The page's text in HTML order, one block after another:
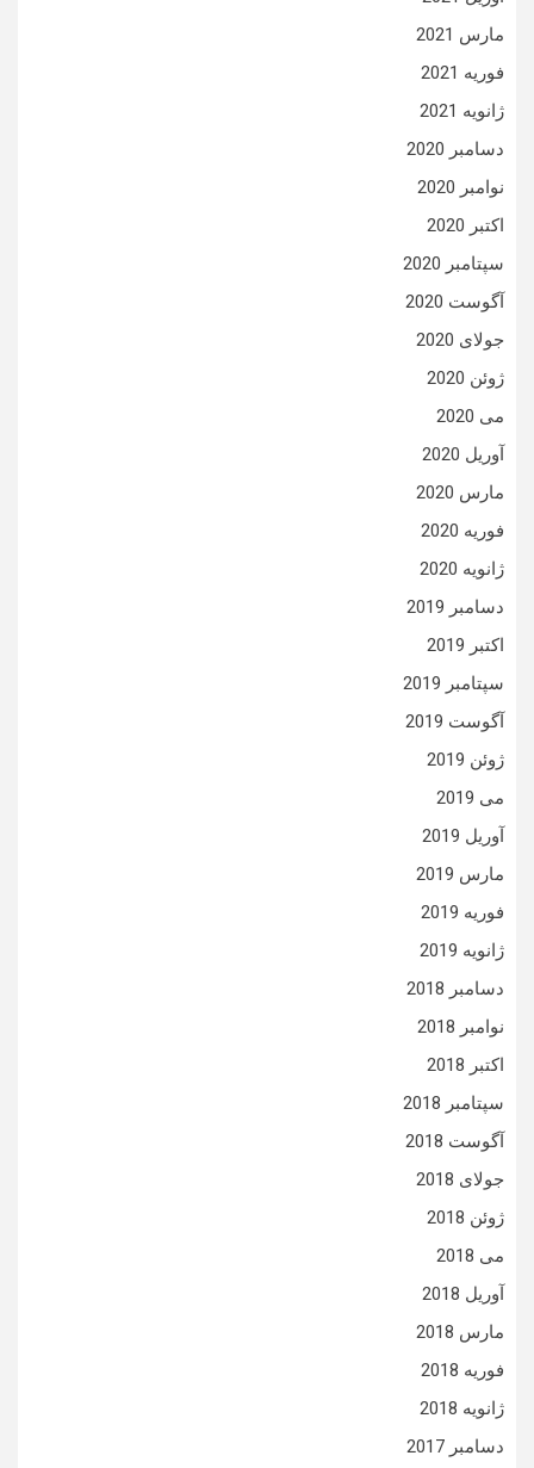
مارس 2021
فوریه 2021
ژانویه 2021
دسامبر 2020
نوامبر 2020
اکتبر 2020
سپتامبر 2020
آگوست 2020
جولای 2020
ژوئن 2020
می 2020
آوریل 2020
مارس 2020
فوریه 2020
ژانویه 2020
دسامبر 2019
اکتبر 2019
سپتامبر 2019
آگوست 2019
ژوئن 2019
می 2019
آوریل 2019
مارس 2019
فوریه 2019
ژانویه 2019
دسامبر 2018
نوامبر 2018
اکتبر 2018
سپتامبر 2018
آگوست 2018
جولای 2018
ژوئن 2018
می 2018
آوریل 2018
مارس 2018
فوریه 2018
ژانویه 2018
دسامبر 2017